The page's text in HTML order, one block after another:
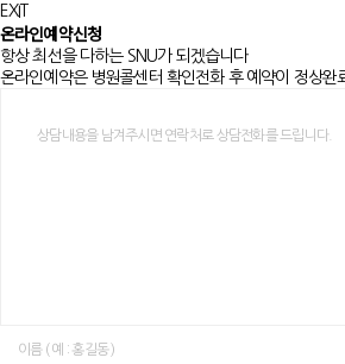
EXIT
온라인예약신청
항상 최선을 다하는 SNU가 되겠습니다
온라인예약은 병원콜센터 확인전화 후 예약이 정상완